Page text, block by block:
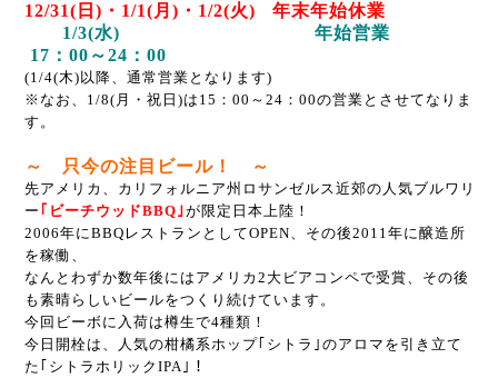
12/31(日)・1/1(月)・1/2(火) 年末年始休業
1/3(水) 年始営業
17：00～24：00
(1/4(木)以降、通常営業となります)
※なお、1/8(月・祝日)は15：00～24：00の営業とさせてなりま
す。
～ 只今の注目ビール！ ～
先アメリカ、カリフォルニア州ロサンゼルス近郊の人気ブルワリ
ー ｢ビーチウッドBBQ｣ が限定日本上陸！
2006年にBBQレストランとしてOPEN、その後2011年に醸造所
を稼働、
なんとわずか数年後にはアメリカ2大ビアコンペで受賞、その後
も素晴らしいビールをつくり続けています。
今回ビーボに入荷は樽生で4種類！
今日開栓は、人気の柑橘系ホップ｢シトラ｣のアロマを引き立て
た｢シトラホリックIPA｣！